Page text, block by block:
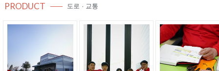
PRODUCT 도로 · 교통